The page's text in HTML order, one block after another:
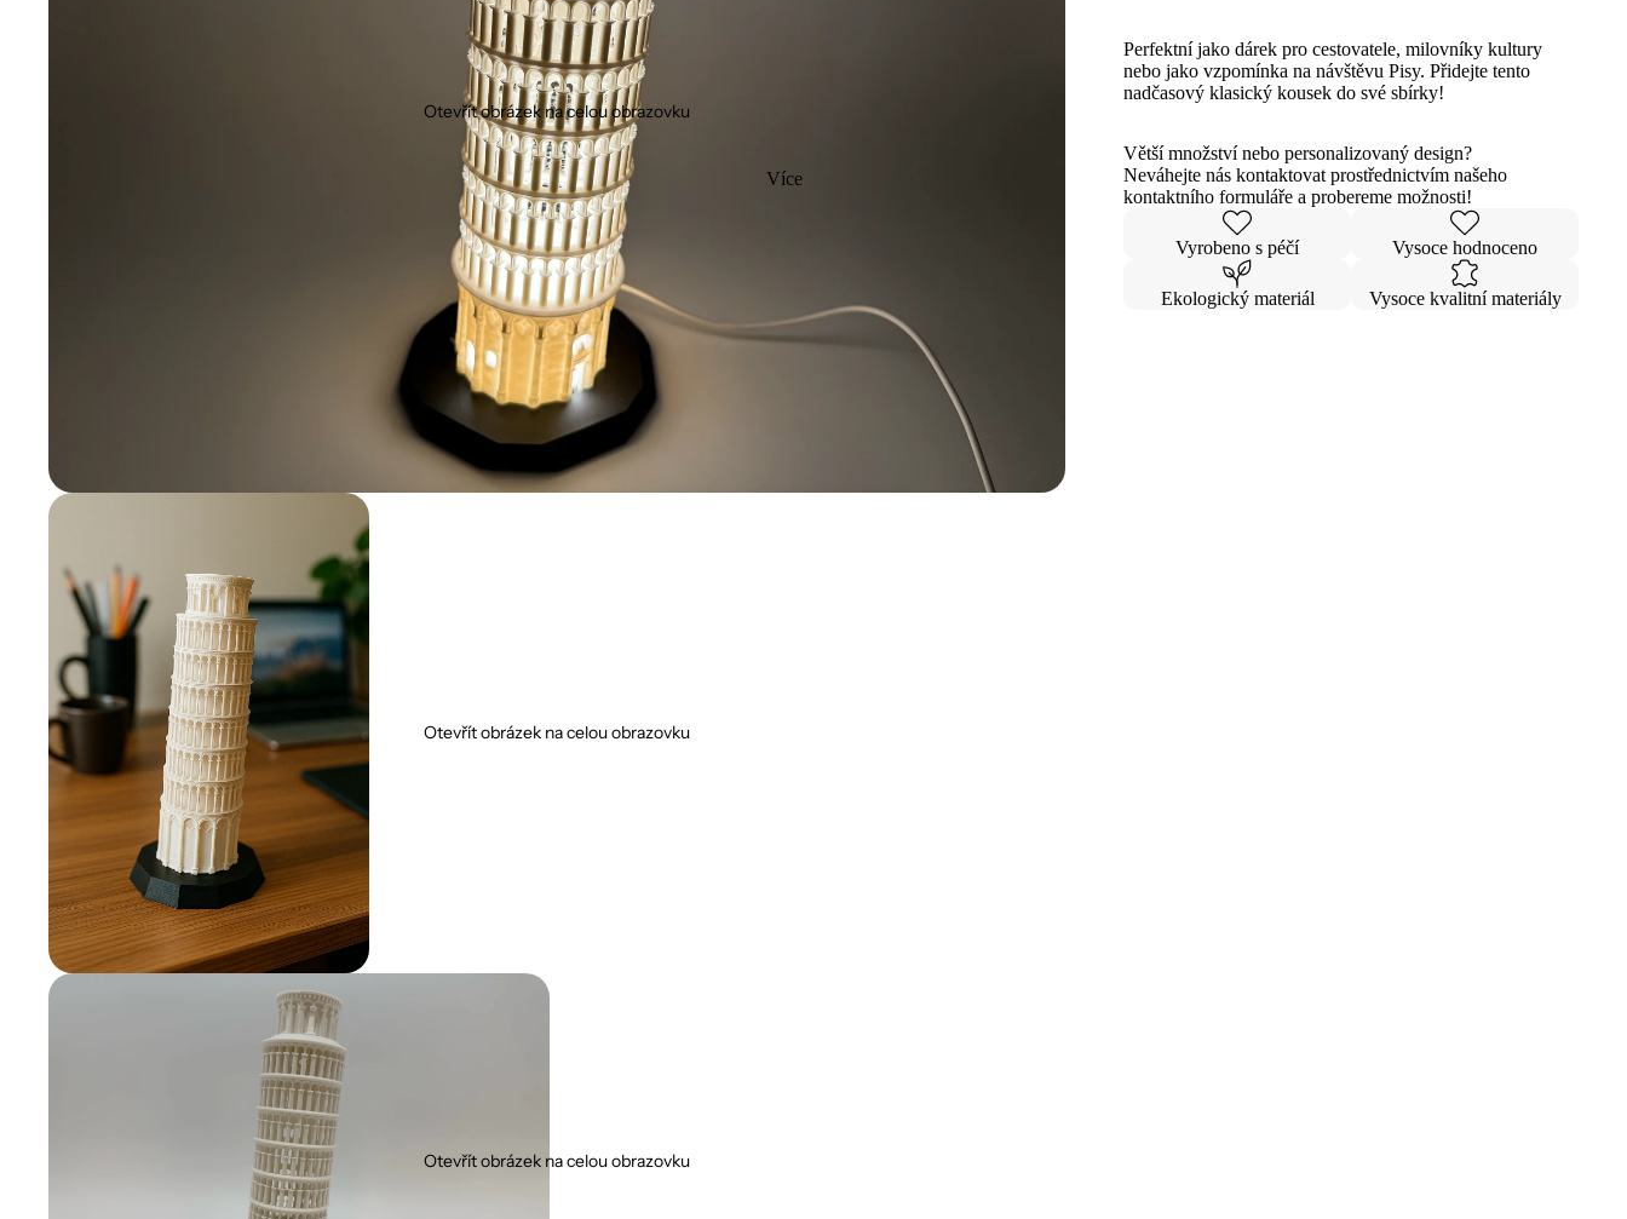
Více
Otevřít obrázek na celou obrazovku
Otevřít obrázek na celou obrazovku
Otevřít obrázek na celou obrazovku
Perfektní jako dárek pro cestovatele, milovníky kultury
nebo jako vzpomínka na návštěvu Pisy. Přidejte tento
nadčasový klasický kousek do své sbírky!
Větší množství nebo personalizovaný design?
Neváhejte nás kontaktovat prostřednictvím našeho
kontaktního formuláře a probereme možnosti!
Vyrobeno s péčí Vysoce hodnoceno
Ekologický materiál Vysoce kvalitní materiály